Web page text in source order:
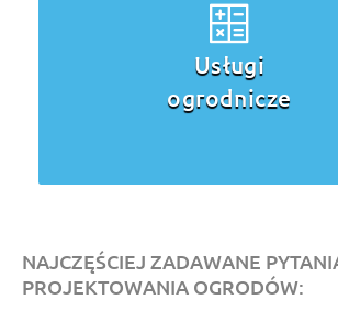
Usługi
ogrodnicze
NAJCZĘŚCIEJ ZADAWANE
PROJEKTOWANIA OGRODÓW: